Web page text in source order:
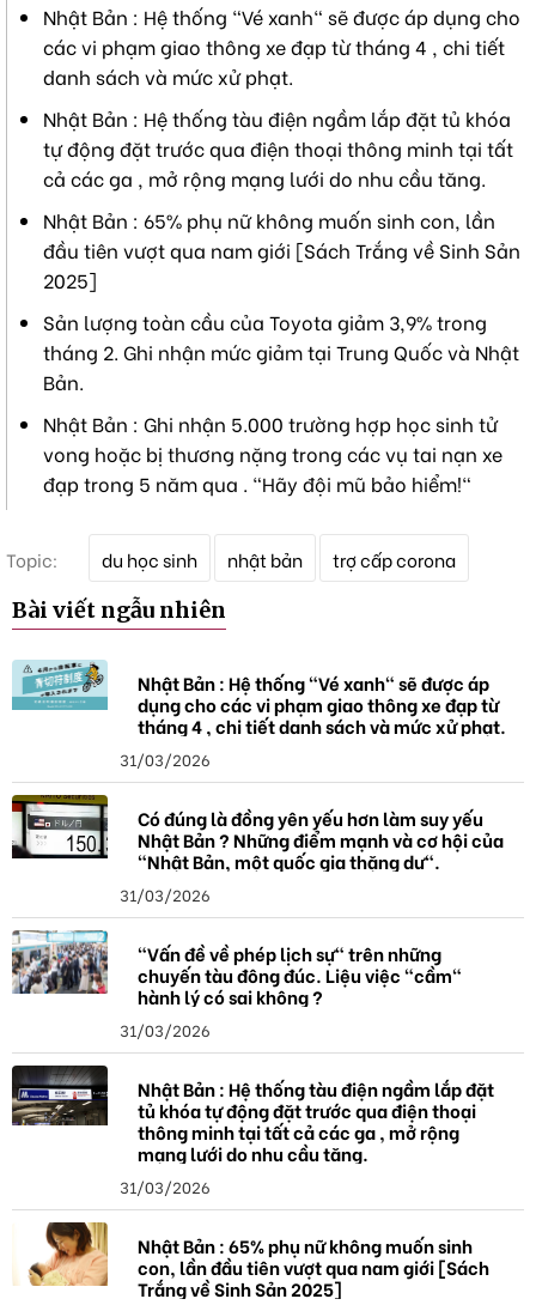
Nhật Bản : Hệ thống "Vé xanh" sẽ được áp dụng cho
các vi phạm giao thông xe đạp từ tháng 4 , chi tiết
danh sách và mức xử phạt.
Nhật Bản : Hệ thống tàu điện ngầm lắp đặt tủ khóa
tự động đặt trước qua điện thoại thông minh tại tất
cả các ga , mở rộng mạng lưới do nhu cầu tăng.
Nhật Bản : 65% phụ nữ không muốn sinh con, lần
đầu tiên vượt qua nam giới [Sách Trắng về Sinh Sản
2025]
Sản lượng toàn cầu của Toyota giảm 3,9% trong
tháng 2. Ghi nhận mức giảm tại Trung Quốc và Nhật
Bản.
Nhật Bản : Ghi nhận 5.000 trường hợp học sinh tử
vong hoặc bị thương nặng trong các vụ tai nạn xe
đạp trong 5 năm qua . "Hãy đội mũ bảo hiểm!"
Topic:
h
a
du học sinh nhật bản trợ cấp corona
Bài viết ngẫu nhiên
Nhật Bản : Hệ thống "Vé xanh" sẽ được áp
dụng cho các vi phạm giao thông xe đạp từ
tháng 4 , chi tiết danh sách và mức xử phạt.
31/03/2026
Có đúng là đồng yên yếu hơn làm suy yếu
Nhật Bản ? Những điểm mạnh và cơ hội của
"Nhật Bản, một quốc gia thặng dư".
31/03/2026
"Vấn đề về phép lịch sự" trên những
chuyến tàu đông đúc. Liệu việc "cầm"
hành lý có sai không ?
31/03/2026
Nhật Bản : Hệ thống tàu điện ngầm lắp đặt
tủ khóa tự động đặt trước qua điện thoại
thông minh tại tất cả các ga , mở rộng
mạng lưới do nhu cầu tăng.
31/03/2026
Nhật Bản : 65% phụ nữ không muốn sinh
con, lần đầu tiên vượt qua nam giới [Sách
Trắng về Sinh Sản 2025]